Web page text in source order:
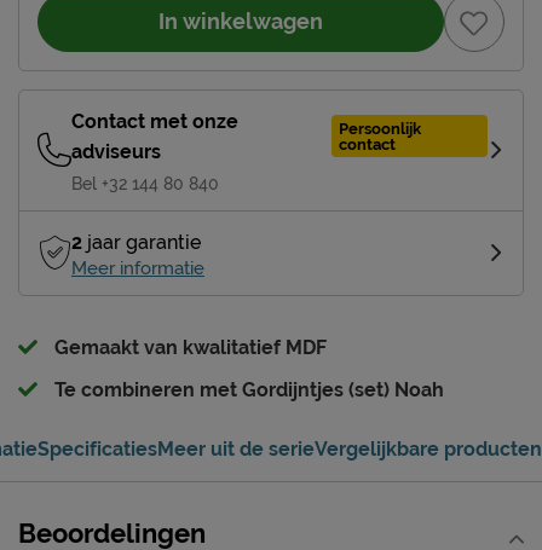
In winkelwagen
Contact met onze
adviseurs
Persoonlijk
contact
Bel +32 144 80 840
2 jaar garantie
Meer informatie
Gemaakt van kwalitatief MDF
Te combineren met Gordijntjes (set) Noah
SpecificatiesMeer uit de serieVergelijkbare producten
Beoordelingen